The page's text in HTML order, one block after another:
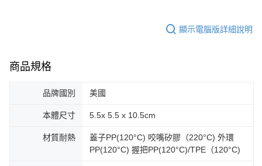
顯示電腦版詳細說明
商品規格
品牌國別 美國
本體尺寸 5.5x 5.5 x 10.5cm
材質耐熱
蓋子PP(120°C) 咬嘴矽膠（220°C) 外環
PP(120°C) 握把PP(120°C)/TPE（120°C)